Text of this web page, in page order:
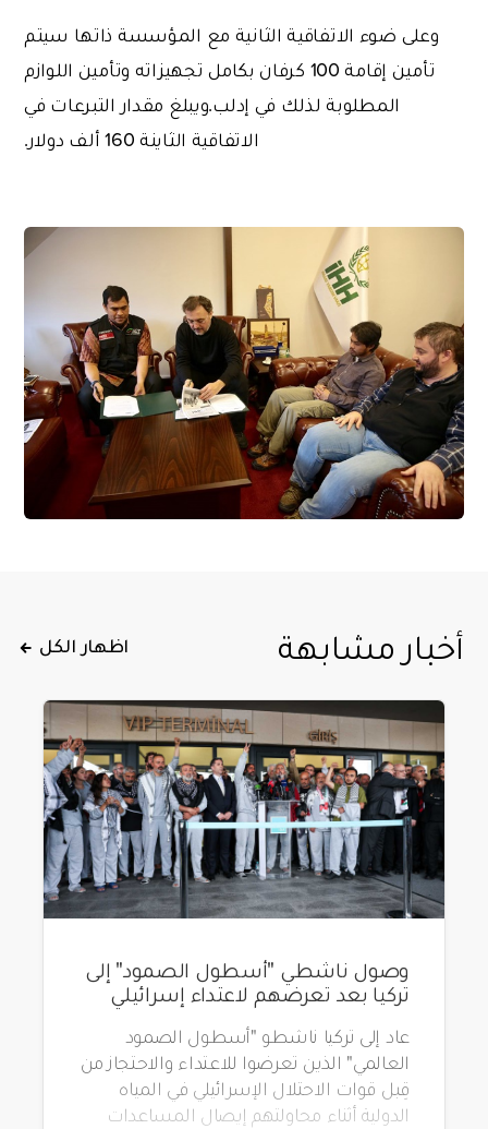
وعلى ضوء الاتفاقية الثانية مع المؤسسة ذاتها سيتم
تأمين إقامة 100 كرفان بكامل تجهيزاته وتأمين اللوازم
المطلوبة لذلك في إدلب.ويبلغ مقدار التبرعات في
الاتفاقية الثاينة 160 ألف دولار.
أخبار مشابهة اظهار الكل
وصول ناشطي "أسطول الصمود" إلى
تركيا بعد تعرضهم لاعتداء إسرائيلي
عاد إلى تركيا ناشطو "أسطول الصمود
العالمي" الذين تعرضوا للاعتداء والاحتجاز من
قِبل قوات الاحتلال الإسرائيلي في المياه
الدولية أثناء محاولتهم إيصال المساعدات